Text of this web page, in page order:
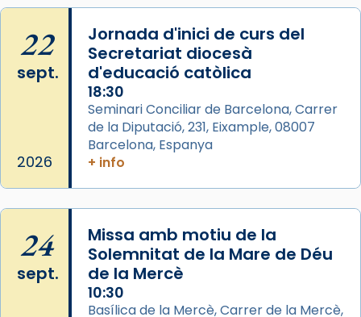
Memòria de les santes Juliana i
Semproniana, verges i màrtirs.
Acompanyant la història de sant Cugat, a
partir de l’Edat Mitjana sorgeix la tradició
que les santes Juliana (“relatiu a Júlia”) i
Semproniana (“relatiu a Semprònia =
eterna”) són deixebles seves. I l’any 1667, el
frare Joan Gaspar Roig, afirma en una obra
Foto
View on Facebook · Share
22
sept.
2026
Jornada d'inici de curs del
Secretariat diocesà
d'educació catòlica
18:30
Seminari Conciliar de Barcelona, Carrer
de la Diputació, 231, Eixample, 08007
Barcelona, Espanya
+ info
24
sept.
Missa amb motiu de la
Solemnitat de la Mare de Déu
de la Mercè
10:30
Basílica de la Mercè, Carrer de la Mercè,